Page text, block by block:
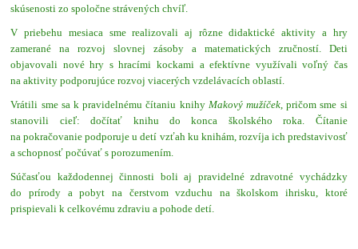
skúsenosti zo spoločne strávených chvíľ.
V priebehu mesiaca sme realizovali aj rôzne didaktické aktivity a hry
zamerané na rozvoj slovnej zásoby a matematických zručností. Deti
objavovali nové hry s hracími kockami a efektívne využívali voľný čas
na aktivity podporujúce rozvoj viacerých vzdelávacích oblastí.
Vrátili sme sa k pravidelnému čítaniu knihy Makový mužíček , pričom sme si
stanovili cieľ: dočítať knihu do konca školského roka. Čítanie
na pokračovanie podporuje u detí vzťah ku knihám, rozvíja ich predstavivosť
a schopnosť počúvať s porozumením.
Súčasťou každodennej činnosti boli aj pravidelné zdravotné vychádzky
do prírody a pobyt na čerstvom vzduchu na školskom ihrisku, ktoré
prispievali k celkovému zdraviu a pohode detí.